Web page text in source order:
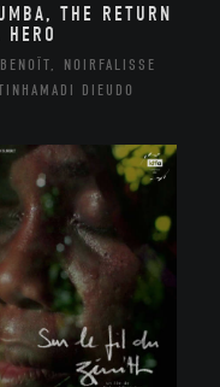
THE RETURN
HERO
NOIRFALISSE
DIEUDO